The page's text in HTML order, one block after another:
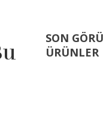
SON
ÜRÜNLER